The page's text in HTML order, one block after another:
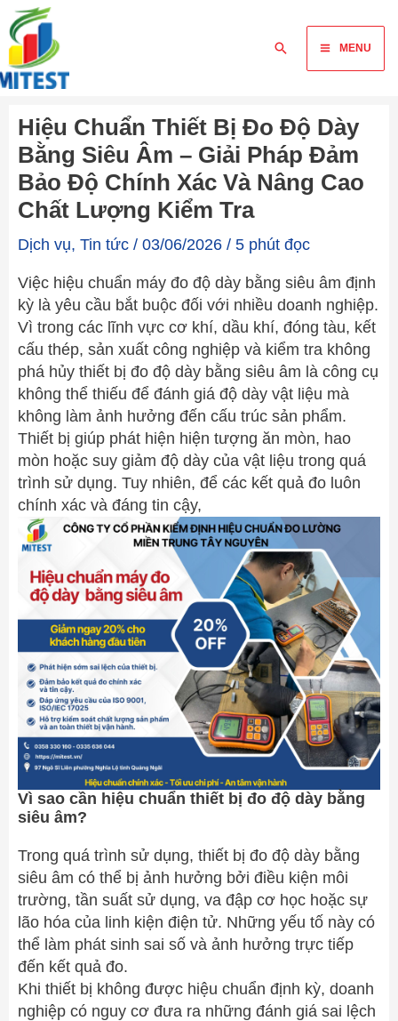
Skip
to
content
Tìm
Main
Menu
MENU
Hiệu Chuẩn Thiết Bị Đo Độ Dày
Bằng Siêu Âm – Giải Pháp Đảm
Bảo Độ Chính Xác Và Nâng Cao
Chất Lượng Kiểm Tra
Dịch vụ, Tin tức/ 03/06/2026 / 5 phút đọc
Việc hiệu chuẩn máy đo độ dày bằng siêu âm định
kỳ là yêu cầu bắt buộc đối với nhiều doanh nghiệp.
Vì trong các lĩnh vực cơ khí, dầu khí, đóng tàu, kết
cấu thép, sản xuất công nghiệp và kiểm tra không
phá hủy thiết bị đo độ dày bằng siêu âm là công cụ
không thể thiếu để đánh giá độ dày vật liệu mà
không làm ảnh hưởng đến cấu trúc sản phẩm.
Thiết bị giúp phát hiện hiện tượng ăn mòn, hao
mòn hoặc suy giảm độ dày của vật liệu trong quá
trình sử dụng. Tuy nhiên, để các kết quả đo luôn
chính xác và đáng tin cậy,
Vì sao cần hiệu chuẩn thiết bị đo độ dày bằng
siêu âm?
Trong quá trình sử dụng, thiết bị đo độ dày bằng
siêu âm có thể bị ảnh hưởng bởi điều kiện môi
trường, tần suất sử dụng, va đập cơ học hoặc sự
lão hóa của linh kiện điện tử. Những yếu tố này có
thể làm phát sinh sai số và ảnh hưởng trực tiếp
đến kết quả đo.
Khi thiết bị không được hiệu chuẩn định kỳ, doanh
nghiệp có nguy cơ đưa ra những đánh giá sai lệch